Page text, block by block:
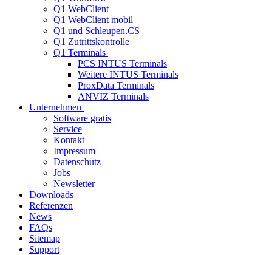
Q1 WebClient
Q1 WebClient mobil
Q1 und Schleupen.CS
Q1 Zutrittskontrolle
Q1 Terminals
PCS INTUS Terminals
Weitere INTUS Terminals
ProxData Terminals
ANVIZ Terminals
Unternehmen
Software gratis
Service
Kontakt
Impressum
Datenschutz
Jobs
Newsletter
Downloads
Referenzen
News
FAQs
Sitemap
Support